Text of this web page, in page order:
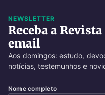
NEWSLETTER
Receba a
email
Aos domingos: estudo,
notícias, testemunhos e
Nome completo